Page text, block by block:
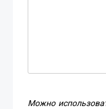
Можно